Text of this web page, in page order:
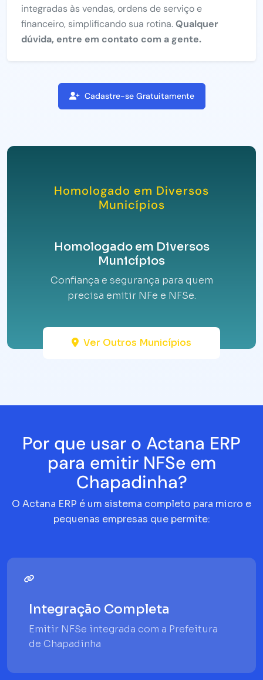
integradas às vendas, ordens de serviço e
financeiro, simplificando sua rotina.Qualquer
dúvida, entre em contato com a gente.
Cadastre-se Gratuitamente
Homologado em Diversos
Municípios
Homologado em Diversos
Municípios
Confiança e segurança para quem
precisa emitir NFe e NFSe.
Ver Outros Municípios
Por que usar o Actana ERP
para emitir NFSe em
Chapadinha?
O Actana ERP é um sistema completo para micro e
pequenas empresas que permite:
Integração Completa
Emitir NFSe integrada com a Prefeitura
de Chapadinha